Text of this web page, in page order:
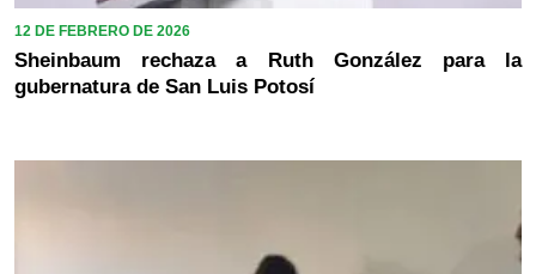
12 DE FEBRERO DE 2026
Sheinbaum rechaza a Ruth González para la
gubernatura de San Luis Potosí